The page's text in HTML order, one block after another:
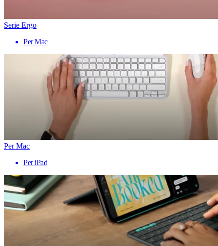
Serie Ergo
Per Mac
Per Mac
Per iPad